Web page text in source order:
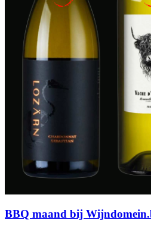
BBQ maand bij